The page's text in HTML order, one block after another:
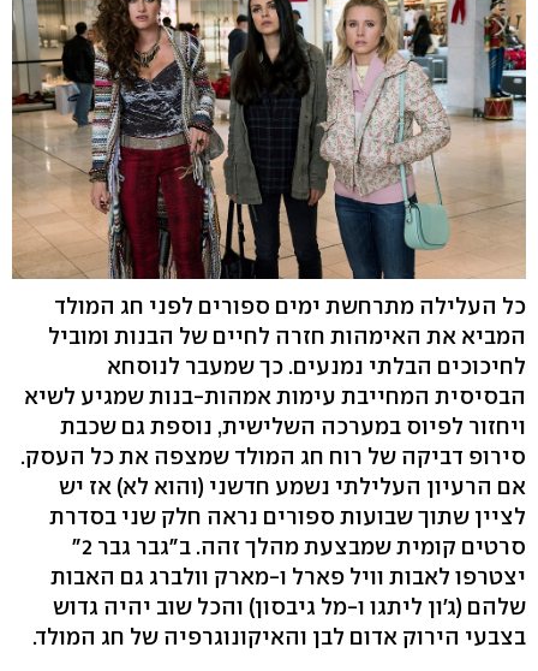
כל העלילה מתרחשת ימים ספורים לפני חג המולד
המביא את האימהות חזרה לחיים של הבנות ומוביל
לחיכוכים הבלתי נמנעים. כך שמעבר לנוסחא
הבסיסית המחייבת עימות אמהות-בנות שמגיע לשיא
ויחזור לפיוס במערכה השלישית, נוספת גם שכבת
סירופ דביקה של רוח חג המולד שמצפה את כל העסק.
אם הרעיון העלילתי נשמע חדשני (והוא לא) אז יש
לציין שתוך שבועות ספורים נראה חלק שני בסדרת
סרטים קומית שמבצעת מהלך זהה. ב"גבר גבר 2"
יצטרפו לאבות וויל פארל ו-מארק וולברג גם האבות
שלהם (ג'ון ליתגו ו-מל גיבסון) והכל שוב יהיה גדוש
בצבעי הירוק אדום לבן והאיקונוגרפיה של חג המולד.